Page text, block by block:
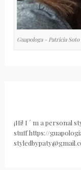
Guapologa - Patricia Soto
¡Hi! I ´ m a personal
stuff https://